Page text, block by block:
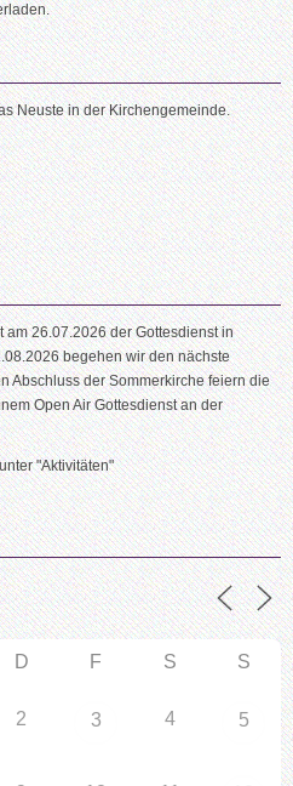
Neuste in der Kirchengemeinde.
26.07.2026 der Gottesdienst in
begehen wir den nächste
Abschluss der Sommerkirche feiern die
Open Air Gottesdienst an der
"Aktivitäten"
D F S S
2 3 4 5